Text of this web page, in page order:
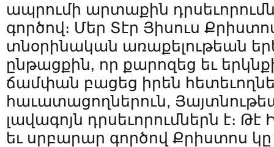
ապրումի արտաքին դրսեւորումն
գործով։ Մեր Տէր Յիսուս
տնօրինական առաքելութեան
ընթացքին, որ քարոզեց եւ
ճամփան բացեց իրեն
հաւատացողներուն,
լավագոյն դրսեւորումներն է։
եւ սրբարար գործով Քրիստոս կը